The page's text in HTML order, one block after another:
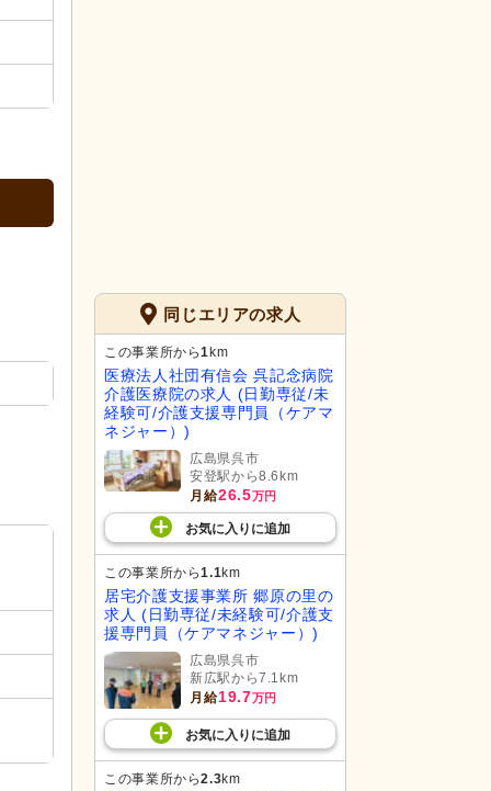
同じエリアの求人
この事業所から1 km
医療法人社団有信会 呉記念病院
介護医療院の求人 (日勤専従/未
経験可/介護支援専門員（ケアマ
ネジャー）)
広島県呉市
安登駅から8.6km
月給26.5万円
お気に入り に追加
この事業所から1.1km
居宅介護支援事業所 郷原の里の
求人 (日勤専従/未経験可/介護支
援専門員（ケアマネジャー）)
広島県呉市
新広駅から7.1km
月給19.7万円
お気に入り に追加
この事業所から2.3km